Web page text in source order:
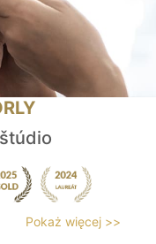
Pokaż więcej >>